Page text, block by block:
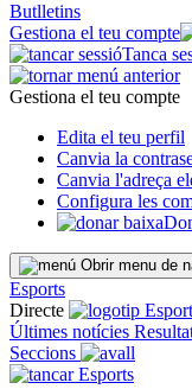
Butlletins
Gestiona el teu compte
Tanca
Gestiona el teu compte
Edita el teu perfil
Canvia la
Canvia l'adreça
Configura les
Obrir menu de
Esports
Directe
Últimes notícies
Seccions
Esports